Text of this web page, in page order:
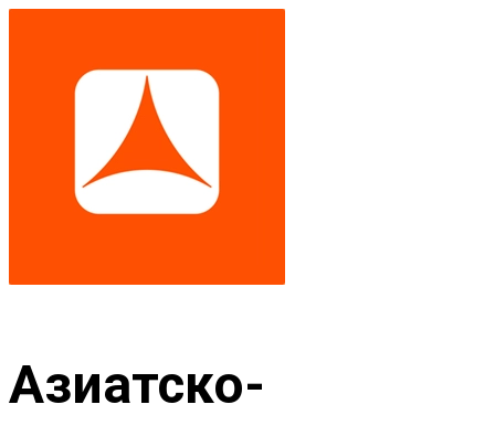
Азиатско-